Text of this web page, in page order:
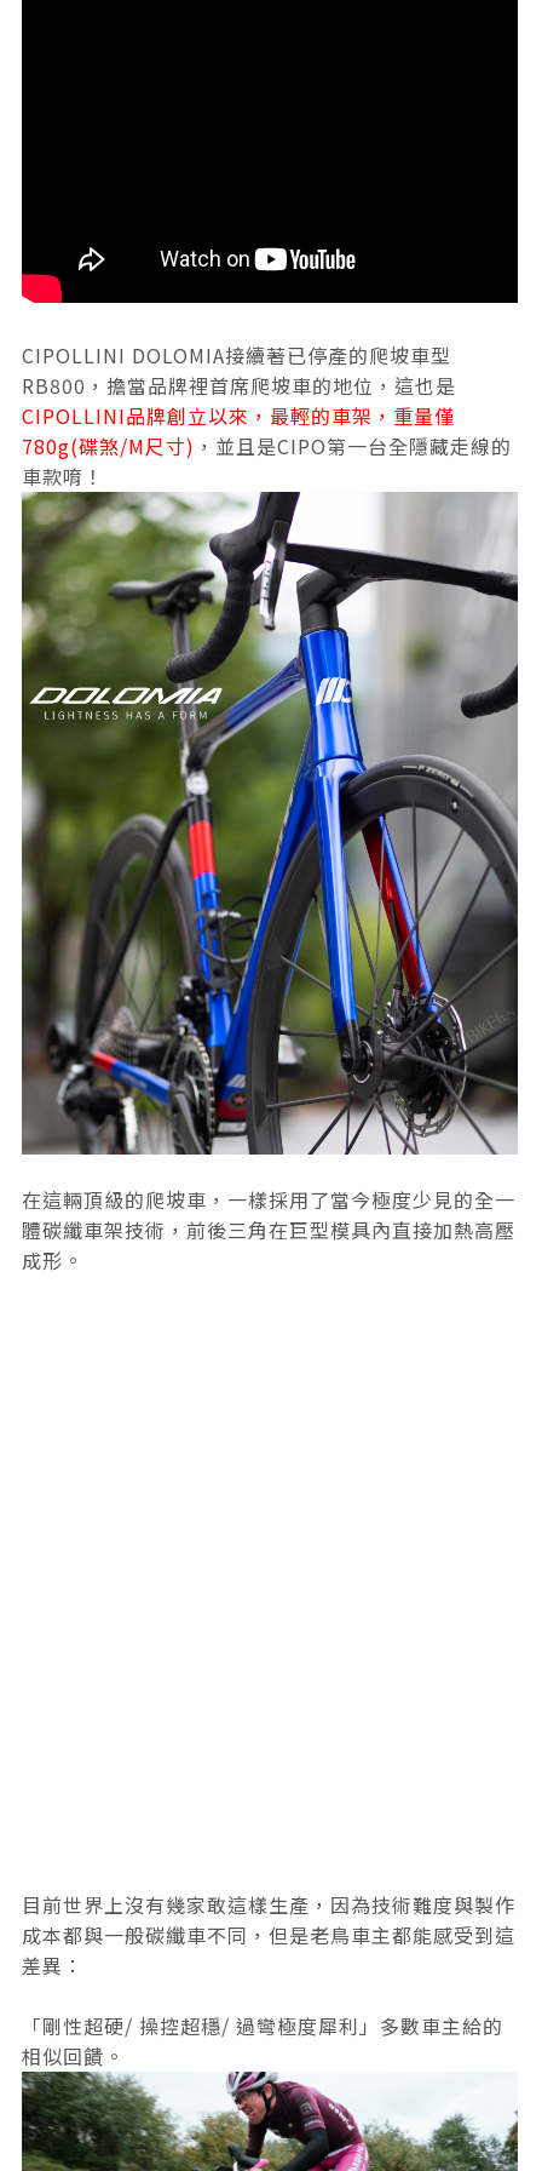
CIPOLLINI DOLOMIA接續著已停產的爬坡車型
RB800，擔當品牌裡首席爬坡車的地位，這也是
CIPOLLINI品牌創立以來，最輕的車架，重量僅
780g(碟煞/M尺寸) ，並且是CIPO第一台全隱藏走線的
車款唷！
在這輛頂級的爬坡車，一樣採用了當今極度少見的全一
體碳纖車架技術，前後三角在巨型模具內直接加熱高壓
成形。
目前世界上沒有幾家敢這樣生產，因為技術難度與製作
成本都與一般碳纖車不同，但是老鳥車主都能感受到這
差異：
「剛性超硬/ 操控超穩/ 過彎極度犀利」多數車主給的
相似回饋。